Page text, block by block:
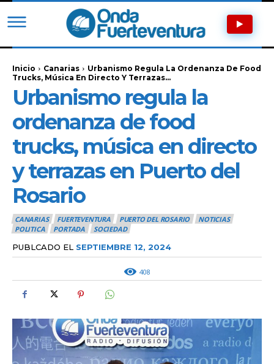
Inicio Canarias
Urbanismo Regula La Ordenanza De Food
Trucks, Música En Directo Y Terrazas...
Urbanismo regula la
ordenanza de food
trucks, música en directo
y terrazas en Puerto del
Rosario
CANARIAS FUERTEVENTURA PUERTO DEL ROSARIO
NOTICIAS
POLITICA
PORTADA SOCIEDAD
PUBLCADO EL SEPTIEMBRE 12, 2024
408